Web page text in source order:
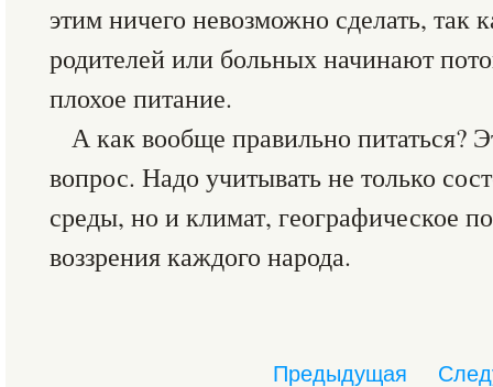
этим ничего невозможно сделать, так
родителей или больных начинают
плохое питание.
А как вообще правильно питаться?
вопрос. Надо учитывать не только
среды, но и климат, географическое
воззрения каждого народа.
Предыдущая